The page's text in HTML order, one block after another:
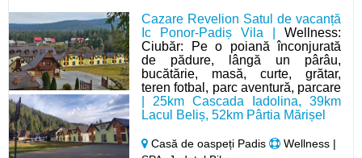
Cazare Revelion Satul de vacanță
Ic Ponor-Padiș Vila | Wellness:
Ciubăr: Pe o poiană înconjurată
de pădure, lângă un pârâu,
bucătărie, masă, curte, grătar,
teren fotbal, parc aventură, parcare
| 25km Cascada Iadolina, 39km
Lacul Beliș, 52km Pârtia Mărișel
Casă de oaspeți Padis
Wellness |